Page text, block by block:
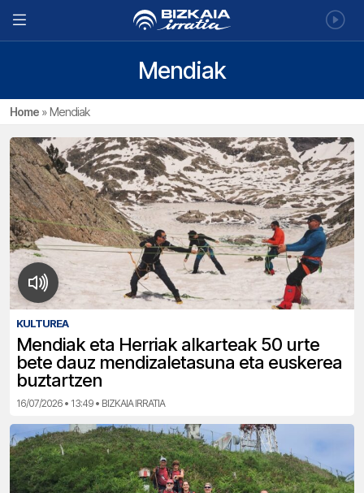
Mendiak
Home »Mendiak
KULTUREA
Mendiak eta Herriak alkarteak 50 urte
bete dauz mendizaletasuna eta euskerea
buztartzen
16/07/2026 • 13:49 • BIZKAIA IRRATIA